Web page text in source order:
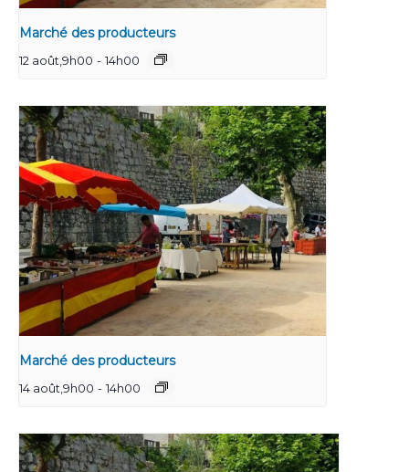
Marché des producteurs
12 août,9h00 - 14h00
Marché des producteurs
14 août,9h00 - 14h00